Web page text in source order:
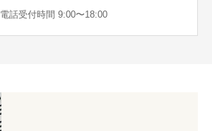
電話受付時間 9:00〜18:00